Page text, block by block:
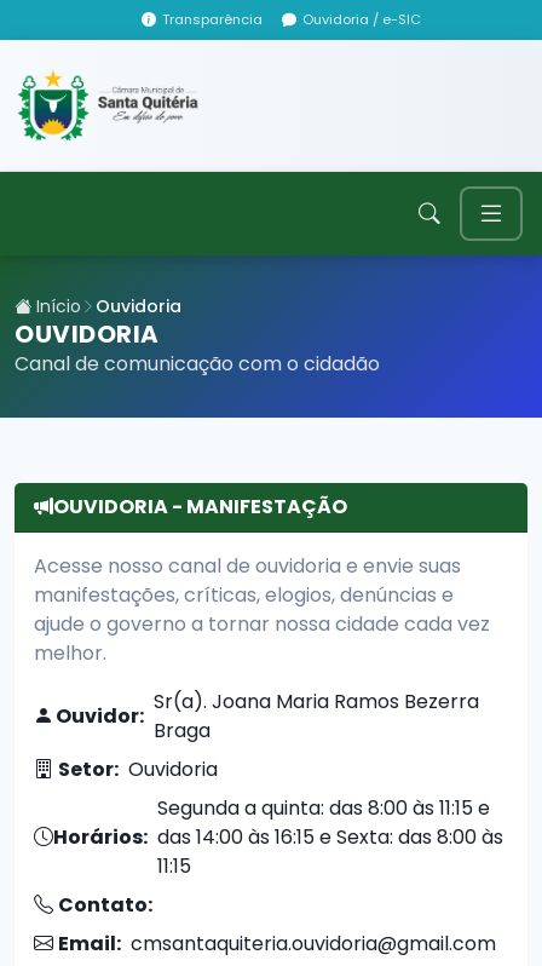
Transparência Ouvidoria / e-SIC
Início Ouvidoria
OUVIDORIA
Canal de comunicação com o cidadão
OUVIDORIA - MANIFESTAÇÃO
Acesse nosso canal de ouvidoria e envie suas
manifestações, críticas, elogios, denúncias e
ajude o governo a tornar nossa cidade cada vez
melhor.
Ouvidor:
Sr(a). Joana Maria Ramos Bezerra
Braga
Setor: Ouvidoria
Horários:
Segunda a quinta: das 8:00 às 11:15 e
das 14:00 às 16:15 e Sexta: das 8:00 às
11:15
Contato:
Email: cmsantaquiteria.ouvidoria@gmail.com